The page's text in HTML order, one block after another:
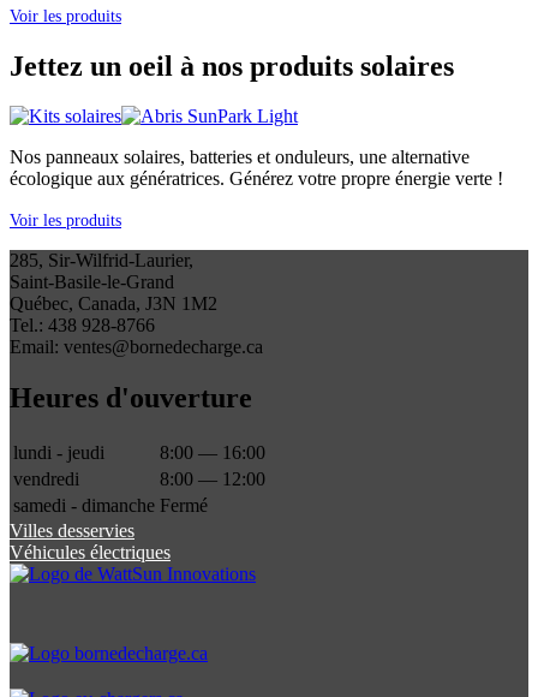
Voir les produits
Jettez un oeil à nos produits solaires
Nos panneaux solaires, batteries et onduleurs, une alternative
écologique aux génératrices. Générez votre propre énergie verte !
Voir les produits
285, Sir-Wilfrid-Laurier,
Saint-Basile-le-Grand
Québec, Canada, J3N 1M2
Tel.: 438 928-8766
Email: ventes@bornedecharge.ca
Heures d'ouverture
lundi - jeudi
8:00 — 16:00
vendredi
8:00 — 12:00
samedi - dimanche Fermé
Villes desservies
Véhicules électriques